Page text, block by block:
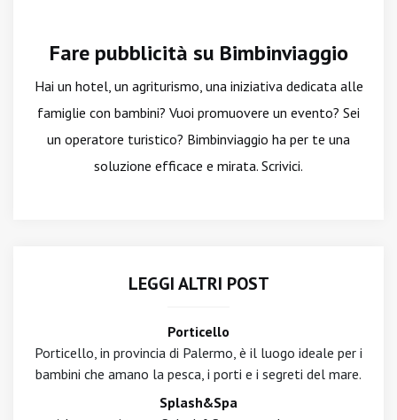
Fare pubblicità su Bimbinviaggio
Hai un hotel, un agriturismo, una iniziativa dedicata alle
famiglie con bambini? Vuoi promuovere un evento? Sei
un operatore turistico? Bimbinviaggio ha per te una
soluzione efficace e mirata. Scrivici.
LEGGI ALTRI POST
Porticello
Porticello, in provincia di Palermo, è il luogo ideale per i
bambini che amano la pesca, i porti e i segreti del mare.
Splash&Spa